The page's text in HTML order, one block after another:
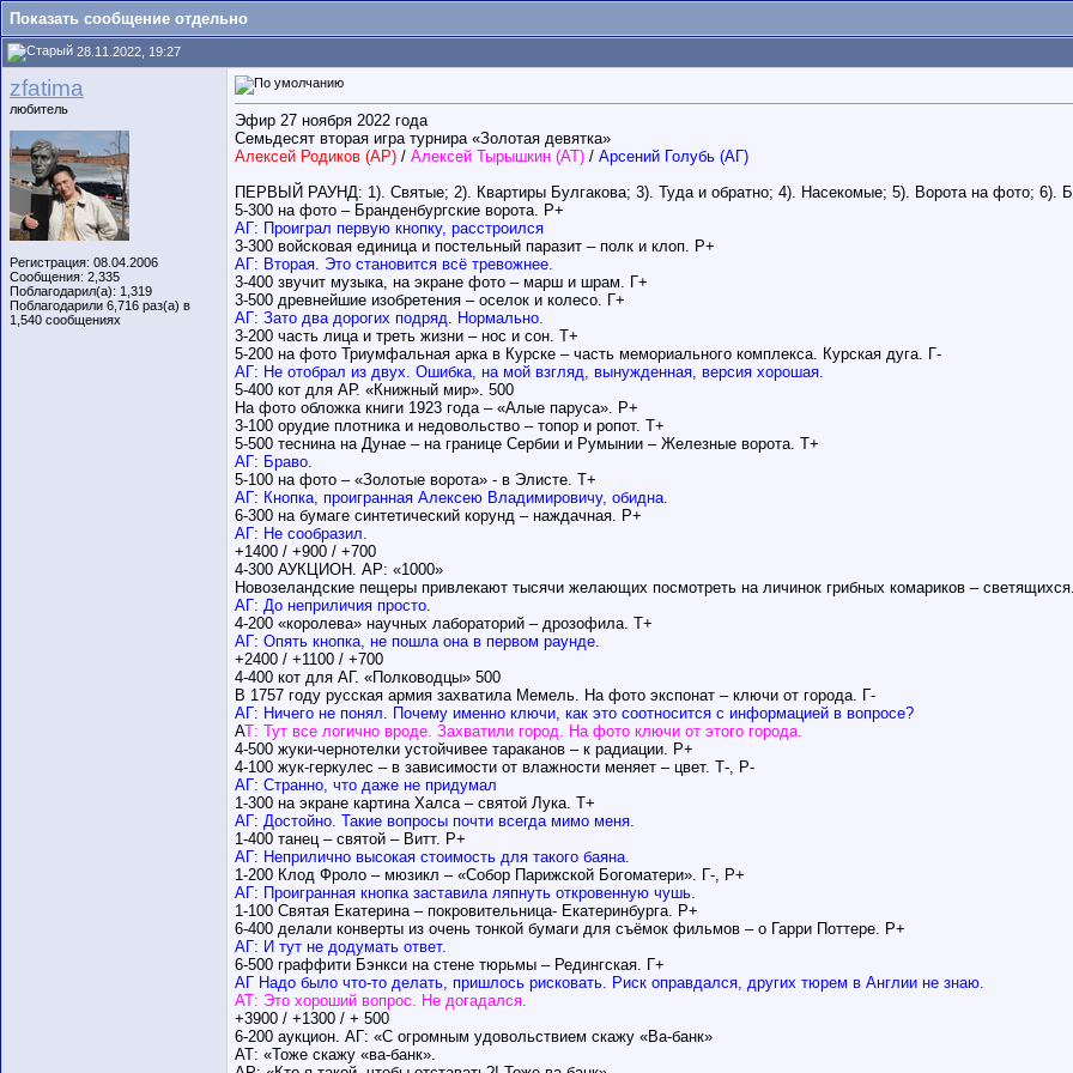
Показать сообщение отдельно
28.11.2022, 19:27
zfatima
любитель
Регистрация: 08.04.2006
Сообщения: 2,335
Поблагодарил(а): 1,319
Поблагодарили 6,716 раз(а) в
1,540 сообщениях
Эфир 27 ноября 2022 года
Семьдесят вторая игра турнира «Золотая девятка»
Алексей Родиков (АР) / Алексей Тырышкин (АТ) / Арсений Голубь (АГ)
ПЕРВЫЙ РАУНД: 1). Святые; 2). Квартиры Булгакова; 3). Туда и обратно; 4). Насекомые; 5). Ворота на фото; 6).
5-300 на фото – Бранденбургские ворота. Р+
АГ: Проиграл первую кнопку, расстроился
3-300 войсковая единица и постельный паразит – полк и клоп. Р+
АГ: Вторая. Это становится всё тревожнее.
3-400 звучит музыка, на экране фото – марш и шрам. Г+
3-500 древнейшие изобретения – оселок и колесо. Г+
АГ: Зато два дорогих подряд. Нормально.
3-200 часть лица и треть жизни – нос и сон. Т+
5-200 на фото Триумфальная арка в Курске – часть мемориального комплекса. Курская дуга. Г-
АГ: Не отобрал из двух. Ошибка, на мой взгляд, вынужденная, версия хорошая.
5-400 кот для АР. «Книжный мир». 500
На фото обложка книги 1923 года – «Алые паруса». Р+
3-100 орудие плотника и недовольство – топор и ропот. Т+
5-500 теснина на Дунае – на границе Сербии и Румынии – Железные ворота. Т+
АГ: Браво.
5-100 на фото – «Золотые ворота» - в Элисте. Т+
АГ: Кнопка, проигранная Алексею Владимировичу, обидна.
6-300 на бумаге синтетический корунд – наждачная. Р+
АГ: Не сообразил.
+1400 / +900 / +700
4-300 АУКЦИОН. АР: «1000»
Новозеландские пещеры привлекают тысячи желающих посмотреть на личинок грибных комариков –
АГ: До неприличия просто.
4-200 «королева» научных лабораторий – дрозофила. Т+
АГ: Опять кнопка, не пошла она в первом раунде.
+2400 / +1100 / +700
4-400 кот для АГ. «Полководцы» 500
В 1757 году русская армия захватила Мемель. На фото экспонат – ключи от города. Г-
АГ: Ничего не понял. Почему именно ключи, как это соотносится с информацией в вопросе?
АТ: Тут все логично вроде. Захватили город. На фото ключи от этого города.
4-500 жуки-чернотелки устойчивее тараканов – к радиации. Р+
4-100 жук-геркулес – в зависимости от влажности меняет – цвет. Т-, Р-
АГ: Странно, что даже не придумал
1-300 на экране картина Халса – святой Лука. Т+
АГ: Достойно. Такие вопросы почти всегда мимо меня.
1-400 танец – святой – Витт. Р+
АГ: Неприлично высокая стоимость для такого баяна.
1-200 Клод Фроло – мюзикл – «Собор Парижской Богоматери». Г-, Р+
АГ: Проигранная кнопка заставила ляпнуть откровенную чушь.
1-100 Святая Екатерина – покровительница- Екатеринбурга. Р+
6-400 делали конверты из очень тонкой бумаги для съёмок фильмов – о Гарри Поттере. Р+
АГ: И тут не додумать ответ.
6-500 граффити Бэнкси на стене тюрьмы – Редингская. Г+
АГ Надо было что-то делать, пришлось рисковать. Риск оправдался, других тюрем в Англии не знаю.
АТ: Это хороший вопрос. Не догадался.
+3900 / +1300 / + 500
6-200 аукцион. АГ: «С огромным удовольствием скажу «Ва-банк»
АТ: «Тоже скажу «ва-банк».